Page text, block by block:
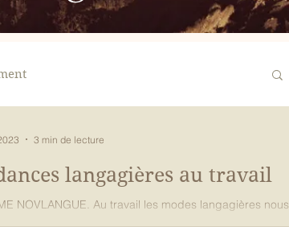
langagières au travail
NOVLANGUE. Au travail les modes langagières nous
3 min de lecture